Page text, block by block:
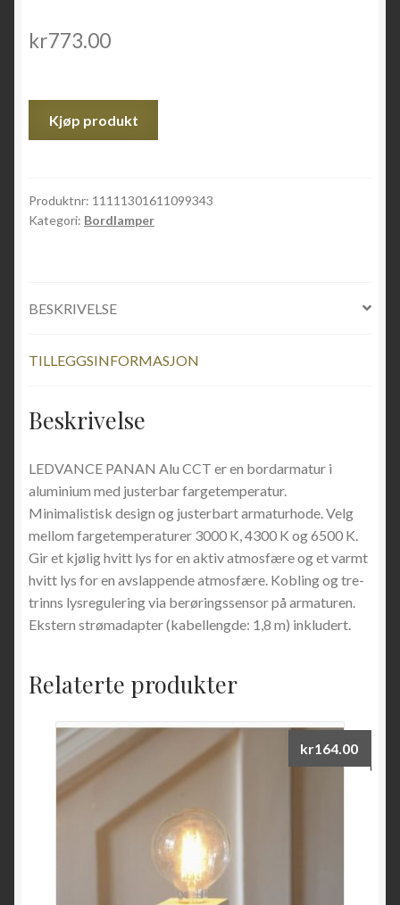
kr773.00
Kjøp produkt
Produktnr: 11111301611099343
Kategori: Bordlamper
BESKRIVELSE
TILLEGGSINFORMASJON
Beskrivelse
LEDVANCE PANAN Alu CCT er en bordarmatur i
aluminium med justerbar fargetemperatur.
Minimalistisk design og justerbart armaturhode. Velg
mellom fargetemperaturer 3000 K, 4300 K og 6500 K.
Gir et kjølig hvitt lys for en aktiv atmosfære og et varmt
hvitt lys for en avslappende atmosfære. Kobling og tre-
trinns lysregulering via berøringssensor på armaturen.
Ekstern strømadapter (kabellengde: 1,8 m) inkludert.
Relaterte produkter
kr164.00